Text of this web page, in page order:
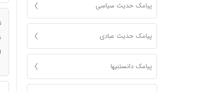
پیامک حدیث سیاسی
پیامک حدیث عبادی
پیامک دانستنیها